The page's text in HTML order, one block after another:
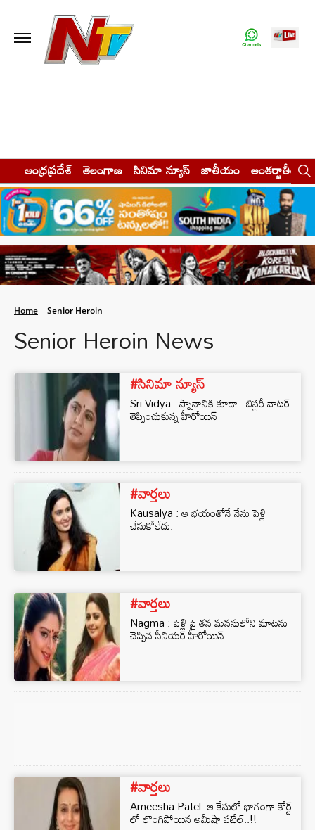
ఆంధ్రప్రదేశ్ తెలంగాణ సినిమా న్యూస్ జాతీయం అంతర్జాతీయం
Home Senior Heroin
Senior Heroin News
#సినిమా న్యూస్
Sri Vidya : స్నానానికి కూడా.. బిస్లరీ వాటర్
తెప్పించుకున్న హీరోయిన్
#వార్తలు
Kausalya : ఆ భయంతోనే నేను పెళ్లి
చేసుకోలేదు.
#వార్తలు
Nagma : పెళ్లి పై తన మనసులోని మాటను
చెప్పిన సీనియర్ హీరోయిన్..
#వార్తలు
Ameesha Patel: ఆ కేసులో భాగంగా కోర్ట్
లో లొంగిపోయిన అమీషా పటేల్..!!